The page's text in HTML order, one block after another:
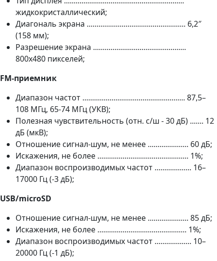
жидкокристаллический;
Диагональ экрана ................................................... 6,2″
(158 мм);
Разрешение экрана ................................................
800x480 пикселей;
FM-приемник
Диапазон частот ..................................................... 87,5–
108 МГц, 65-74 МГц (УКВ);
Полезная чувствительность (отн. с/ш - 30 дБ) ....... 12
дБ (мкВ);
Отношение сигнал-шум, не менее ..................... 60 дБ;
Искажения, не более ............................................... 1%;
Диапазон воспроизводимых частот ................... 16–
17000 Гц (-3 дБ);
USB/microSD
Отношение сигнал-шум, не менее ..................... 85 дБ;
Искажения, не более .............................................. 1%;
Диапазон воспроизводимых частот ................... 10–
20000 Гц (-1 дБ);